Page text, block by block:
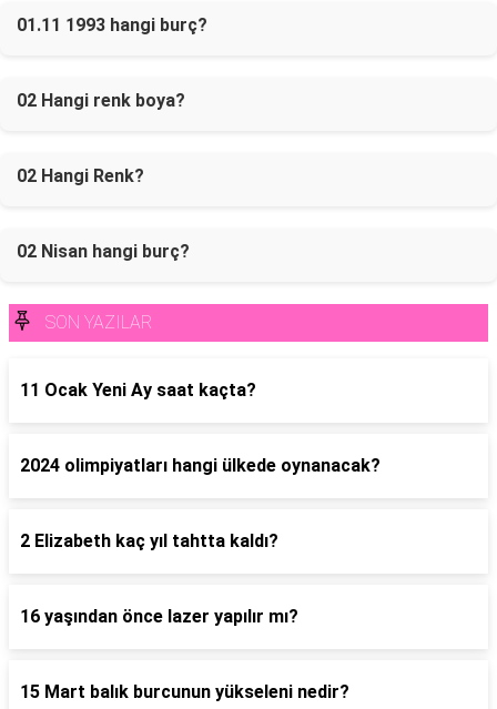
01.11 1993 hangi burç?
02 Hangi renk boya?
02 Hangi Renk?
02 Nisan hangi burç?
SON YAZILAR
11 Ocak Yeni Ay saat kaçta?
2024 olimpiyatları hangi ülkede oynanacak?
2 Elizabeth kaç yıl tahtta kaldı?
16 yaşından önce lazer yapılır mı?
15 Mart balık burcunun yükseleni nedir?